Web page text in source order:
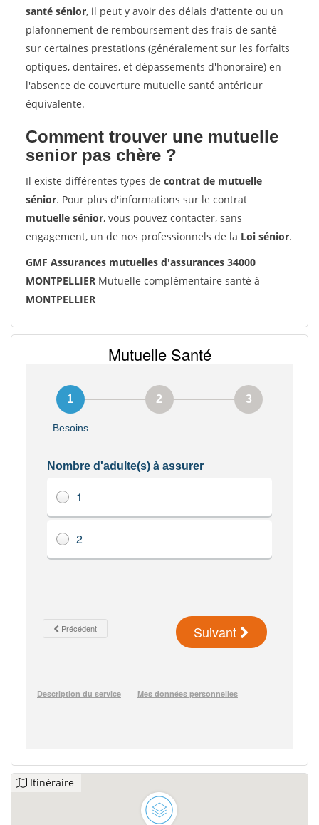
santé sénior, il peut y avoir des délais d'attente ou un
plafonnement de remboursement des frais de santé
sur certaines prestations (généralement sur les forfaits
optiques, dentaires, et dépassements d'honoraire) en
l'absence de couverture mutuelle santé antérieur
équivalente.
Comment trouver une mutuelle
senior pas chère ?
Il existe différentes types de contrat de mutuelle
sénior. Pour plus d'informations sur le contrat
mutuelle sénior, vous pouvez contacter, sans
engagement, un de nos professionnels de la Loi sénior.
GMF Assurances mutuelles d'assurances 34000
MONTPELLIER Mutuelle complémentaire santé à
MONTPELLIER
Itinéraire